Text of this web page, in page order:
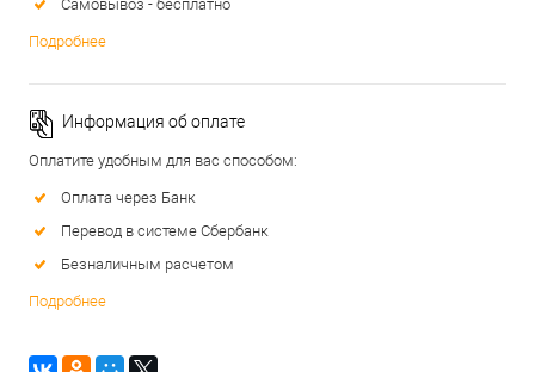
Самовывоз - бесплатно
Подробнее
Информация об оплате
Оплатите удобным для вас способом:
Оплата через Банк
Перевод в системе Сбербанк
Безналичным расчетом
Подробнее